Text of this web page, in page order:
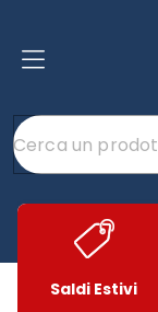
Saldi Estivi